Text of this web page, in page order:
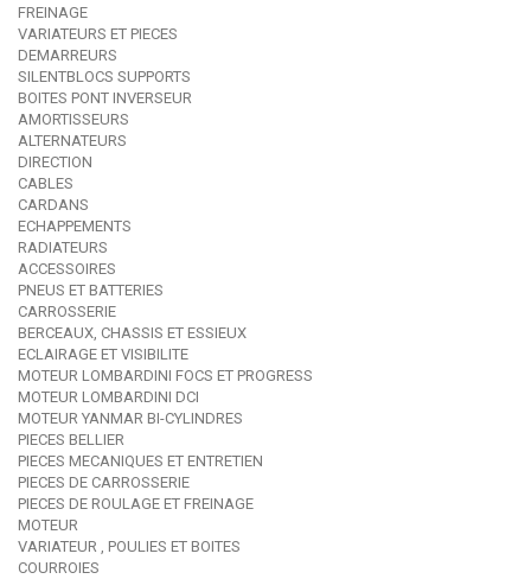
FREINAGE
VARIATEURS ET PIECES
DEMARREURS
SILENTBLOCS SUPPORTS
BOITES PONT INVERSEUR
AMORTISSEURS
ALTERNATEURS
DIRECTION
CABLES
CARDANS
ECHAPPEMENTS
RADIATEURS
ACCESSOIRES
PNEUS ET BATTERIES
CARROSSERIE
BERCEAUX, CHASSIS ET ESSIEUX
ECLAIRAGE ET VISIBILITE
MOTEUR LOMBARDINI FOCS ET PROGRESS
MOTEUR LOMBARDINI DCI
MOTEUR YANMAR BI-CYLINDRES
PIECES BELLIER
PIECES MECANIQUES ET ENTRETIEN
PIECES DE CARROSSERIE
PIECES DE ROULAGE ET FREINAGE
MOTEUR
VARIATEUR , POULIES ET BOITES
COURROIES